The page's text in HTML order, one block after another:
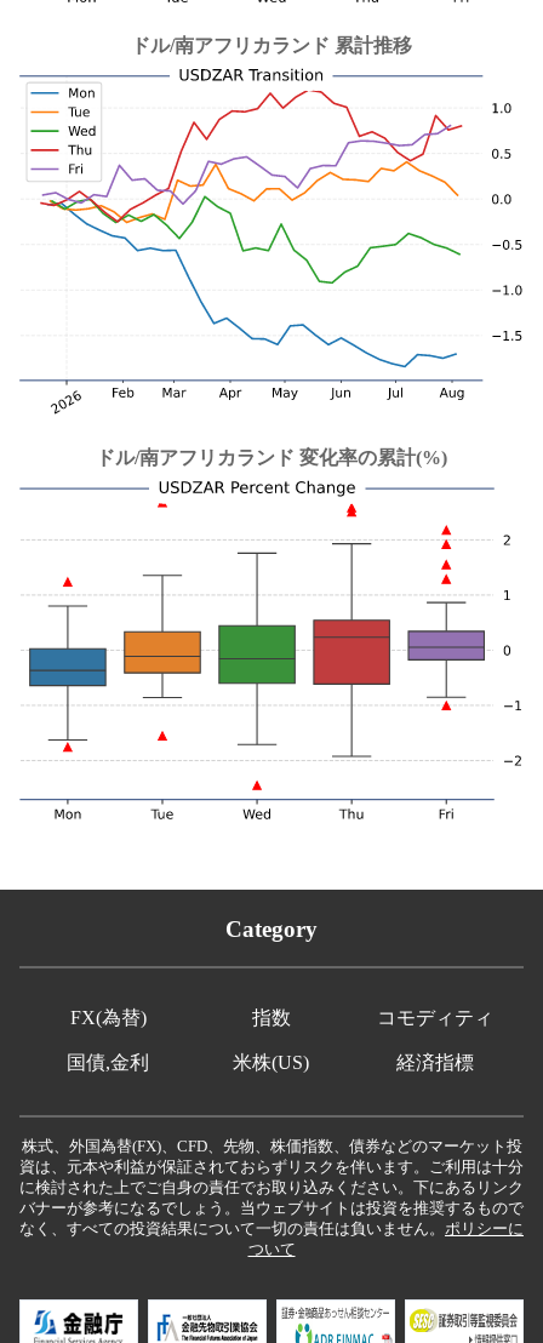
ドル/南アフリカランド 累計推移
ドル/南アフリカランド 変化率の累計(%)
Category
FX(為替) 指数 コモディティ
国債,金利 米株(US) 経済指標
株式、外国為替(FX)、CFD、先物、株価指数、債券などのマーケット投
資は、元本や利益が保証されておらずリスクを伴います。ご利用は十分
に検討された上でご自身の責任でお取り込みください。下にあるリンク
バナーが参考になるでしょう。当ウェブサイトは投資を推奨するもので
なく、すべての投資結果について一切の責任は負いません。 ポリシーに
ついて